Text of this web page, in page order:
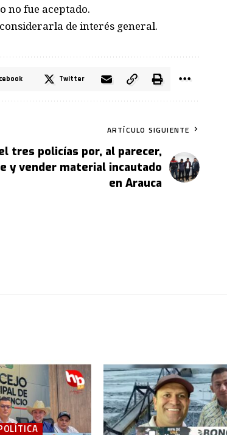
no fue aceptado.
de interés general.
Twitter
ARTÍCULO SIGUIENTE
tres policías por, al parecer,
y vender material incautado
en Arauca